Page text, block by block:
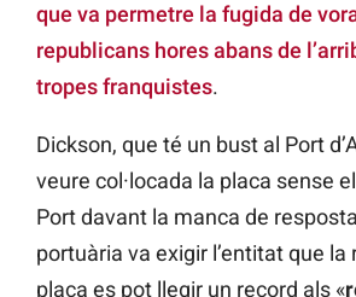
que va permetre la fugida de
republicans hores abans de
tropes franquistes.
Dickson, que té un bust al Port
veure col·locada la placa sense
Port davant la manca de
portuària va exigir l’entitat que la
placa es pot llegir un record als «